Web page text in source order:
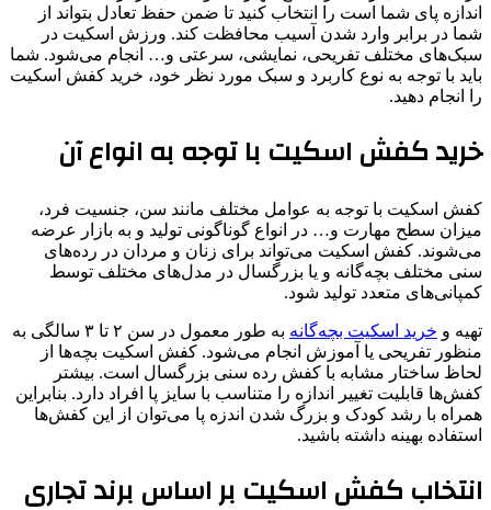
اندازه پای شما است را انتخاب کنید تا ضمن حفظ تعادل بتواند از
شما در برابر وارد شدن آسیب محافظت کند. ورزش اسکیت در
سبک‌های مختلف تفریحی، نمایشی، سرعتی و… انجام می‌شود. شما
باید با توجه به نوع کاربرد و سبک مورد نظر خود، خرید کفش اسکیت
را انجام دهید.
خرید کفش اسکیت با توجه به انواع آن
کفش اسکیت با توجه به عوامل مختلف مانند سن، جنسیت فرد،
میزان سطح مهارت و… در انواع گوناگونی تولید و به بازار عرضه
می‌شوند. کفش اسکیت می‌تواند برای زنان و مردان در رده‌های
سنی مختلف بچه‌گانه و یا بزرگسال در مدل‌های مختلف توسط
کمپانی‌های متعدد تولید شود.
تهیه و خرید اسکیت بچه‌گانه
به طور معمول در سن ۲ تا ۳ سالگی به
منظور تفریحی یا آموزش انجام می‌شود. کفش اسکیت بچه‌ها از
لحاظ ساختار مشابه با کفش رده سنی بزرگسال است. بیشتر
کفش‌ها قابلیت تغییر اندازه را متناسب با سایز پا افراد دارد. بنابراین
همراه با رشد کودک و بزرگ شدن اندزه پا می‌توان از این کفش‌ها
استفاده بهینه داشته باشید.
انتخاب کفش اسکیت بر اساس برند تجاری